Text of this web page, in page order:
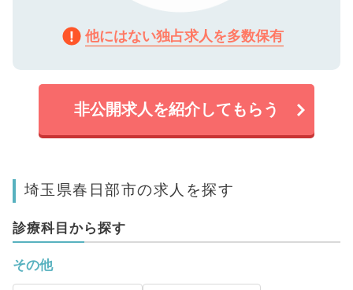
他にはない独占求人を多数保有
非公開求人を紹介してもらう
埼玉県春日部市の求人を探す
診療科目から探す
その他